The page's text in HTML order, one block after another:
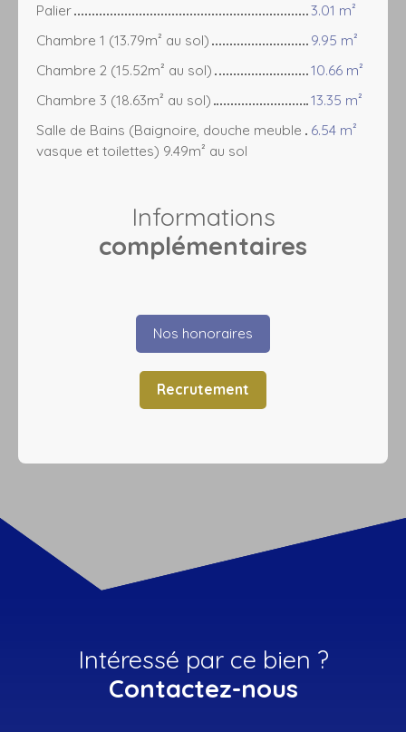
Palier
3.01 m²
Chambre 1 (13.79m² au sol)
9.95 m²
Chambre 2 (15.52m² au sol)
10.66 m²
Chambre 3 (18.63m² au sol)
13.35 m²
Salle de Bains (Baignoire, douche meuble
vasque et toilettes) 9.49m² au sol
6.54 m²
Informations
complémentaires
Nos honoraires
Recrutement
Intéressé par ce bien ?
Contactez-nous